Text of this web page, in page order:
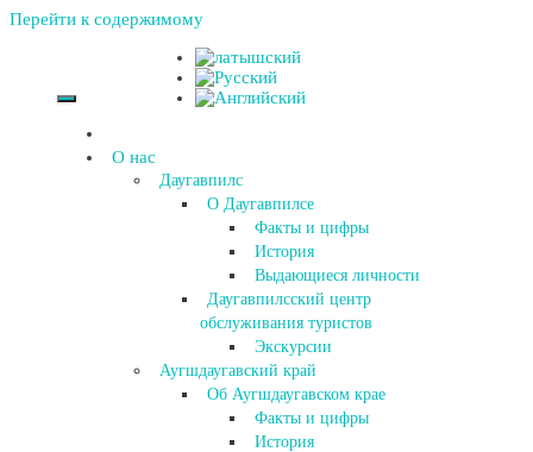
Перейти к содержимому
О нас
Даугавпилс
О Даугавпилсе
Факты и цифры
История
Выдающиеся личности
Даугавпилсский центр
обслуживания туристов
Экскурсии
Аугшдаугавский край
Об Аугшдаугавском крае
Факты и цифры
История